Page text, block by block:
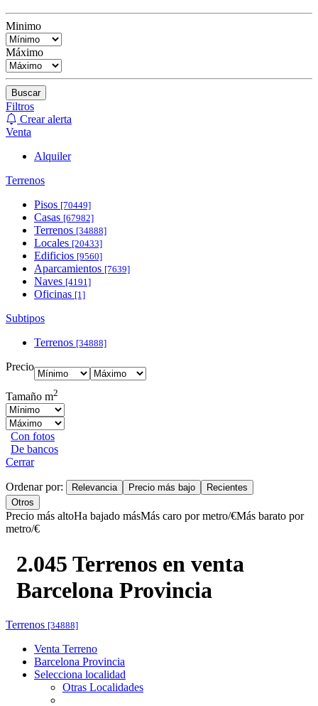
Minimo
Máximo
Buscar
Filtros
Crear alerta
Venta
Alquiler
Terrenos
Pisos [70449]
Casas [67982]
Terrenos [34888]
Locales [20433]
Edificios [9560]
Aparcamientos [7639]
Naves [4191]
Oficinas [1]
Subtipos
Terrenos [34888]
Precio
Tamaño m2
Con fotos
De bancos
Cerrar
Ordenar por: Relevancia Precio más bajo
Recientes
Otros
Precio más altoHa bajado másMás caro por metro/€Más barato por
metro/€
2.045 Terrenos en venta
Barcelona Provincia
Terrenos [34888]
Venta Terreno
Barcelona Provincia
Selecciona localidad
Otras Localidades